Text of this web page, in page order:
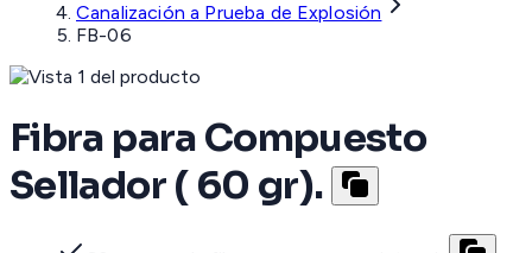
Canalización a Prueba de Explosión
FB-06
Fibra para Compuesto
Sellador ( 60 gr).